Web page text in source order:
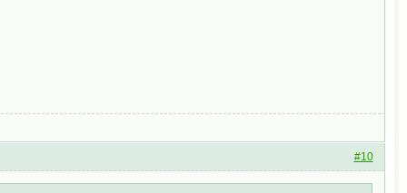
#10